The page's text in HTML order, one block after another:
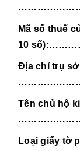
Mã số thuế
10
Địa chỉ trụ
Tên chủ hộ
Loại giấy tờ